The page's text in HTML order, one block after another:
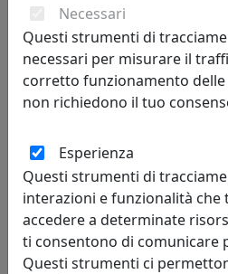
Necessari
Questi strumenti di
necessari per misurare il
corretto funzionamento
non richiedono il tuo
Esperienza
Questi strumenti di
interazioni e funzionalità
accedere a determinate
ti consentono di comunicare
Questi strumenti ci